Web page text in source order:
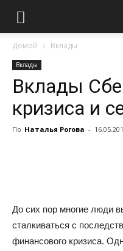
Домой Вклады
Вклады
Вклады
кризиса и
По Наталья Рогова -
До сих пор многие люди
сталкиваться с
финансового кризиса.